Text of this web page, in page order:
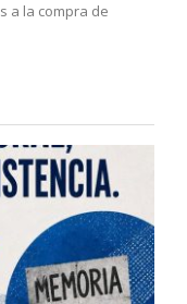
a la compra de